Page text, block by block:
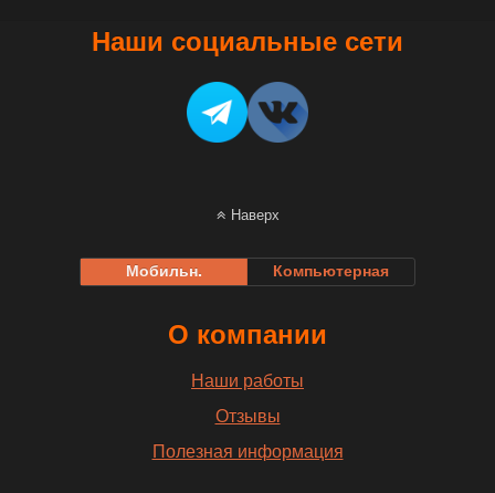
Наши социальные сети
Наверх
Мобильн. Компьютерная
О компании
Наши работы
Отзывы
Полезная информация